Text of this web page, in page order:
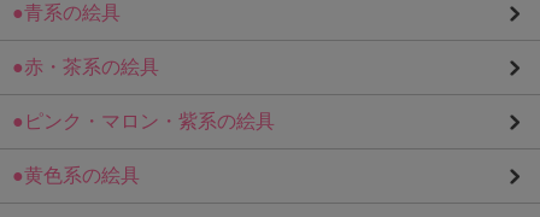
●青系の絵具
●赤・茶系の絵具
●ピンク・マロン・紫系の絵具
●黄色系の絵具